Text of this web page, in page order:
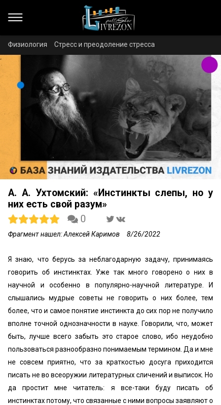
Физиология Стресс и преодоление стресса
А. А. Ухтомский: «Инстинкты слепы, но у
них есть свой разум»
0
Фрагмент нашел: Алексей Каримов 8/26/2022
Я знаю, что берусь за неблагодарную задачу, принимаясь
говорить об инстинктах. Уже так много говорено о них в
научной и особенно в популярно-научной литературе. И
слышались мудрые советы не говорить о них более, тем
более, что и самое понятие инстинкта до сих пор не получило
вполне точной однозначности в науке. Говорили, что, может
быть, лучше всего забыть это старое слово, ибо неудобно
пользоваться разнообразно понимаемым термином. Да и мне
не совсем приятно, что за краткостью досуга приходится
писать не во всеоружии литературных сличений и выписок. Но
да простит мне читатель: я все-таки буду писать об
инстинктах потому, что связанные с ними вопросы заявляют о